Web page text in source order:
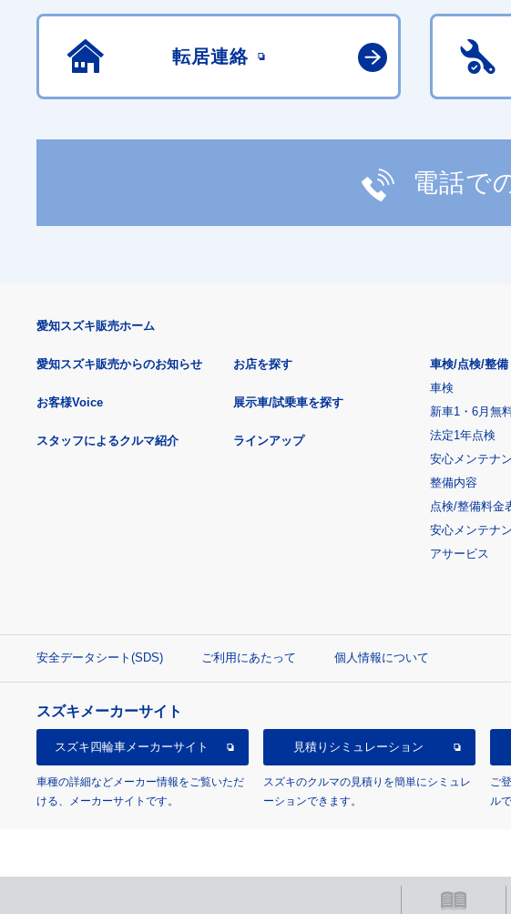
転居連絡
電話で
愛知スズキ販売ホーム
愛知スズキ販売からのお知らせ
お客様Voice
スタッフによるクルマ紹介
お店を探す
展示車/試乗車を探す
ラインアップ
車検/点検/整備
車検
新車1・6月無
法定1年点検
安心メンテナ
整備内容
点検/整備料金
安心メンテナ
アサービス
安全データシート(SDS) ご利用にあたって 個人情報について
スズキメーカーサイト
スズキ四輪車メーカーサイト
車種の詳細などメーカー情報をご覧いただ
ける、メーカーサイトです。
見積り シミュレーション
スズキのクルマの見積りを簡単にシミュレ
ーションできます。
ご
ル